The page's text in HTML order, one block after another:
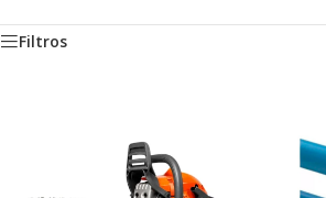
Filtros